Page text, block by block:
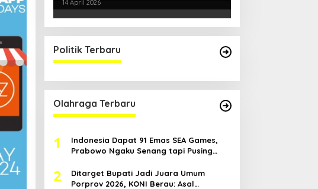
14 April 2026
Politik Terbaru
Olahraga Terbaru
1
Indonesia Dapat 91 Emas SEA Games,
Prabowo Ngaku Senang tapi Pusing
2
Ditarget Bupati Jadi Juara Umum
Porprov 2026, KONI Berau: Asal